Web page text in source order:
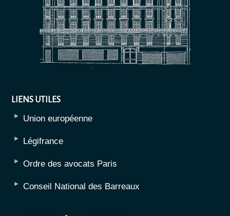
LIENS UTILES
Union européenne
Légifrance
Ordre des avocats Paris
Conseil National des Barreaux